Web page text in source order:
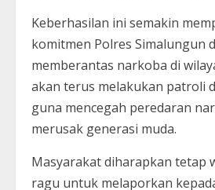
Keberhasilan ini semakin
komitmen Polres Simalungun
memberantas narkoba di
akan terus melakukan patroli
guna mencegah peredaran
merusak generasi muda.
Masyarakat diharapkan tetap
ragu untuk melaporkan